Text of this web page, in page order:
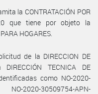
la CONTRATACIÓN POR
que tiene por objeto la
HOGARES.
de la DIRECCION DE
DIRECCIÓN TECNICA DE
como NO-2020-
2020-30509754-APN-